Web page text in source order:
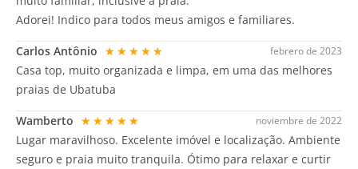
Adorei! Indico para todos meus amigos e familiares.
febrero de 2023
Carlos Antônio ★★★★★
Casa top, muito organizada e limpa, em uma das melhores
praias de Ubatuba
noviembre de 2022
Wamberto ★★★★★
Lugar maravilhoso. Excelente imóvel e localização. Ambiente
seguro e praia muito tranquila. Ótimo para relaxar e curtir